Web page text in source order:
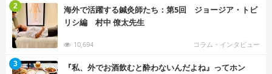
海外で活躍する鍼灸師たち：第5回 ジョージア・トビ
リシ編 村中 僚太先生
10,694 コラム・インタビュー
2
『私、外でお酒飲むと酔わないんだよね』ってホン
3